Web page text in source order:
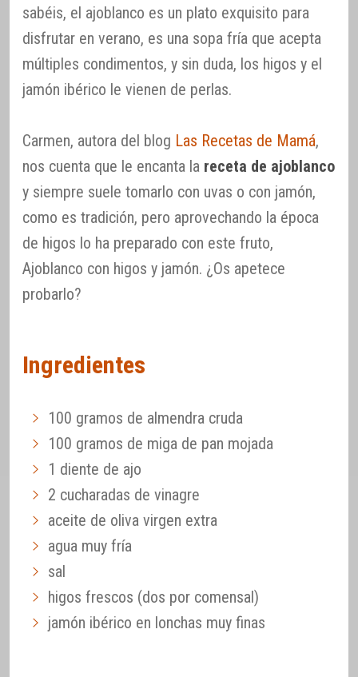
sabéis, el ajoblanco es un plato exquisito para
disfrutar en verano, es una sopa fría que acepta
múltiples condimentos, y sin duda, los higos y el
jamón ibérico le vienen de perlas.
Carmen, autora del blog Las Recetas de Mamá,
nos cuenta que le encanta la receta de ajoblanco
y siempre suele tomarlo con uvas o con jamón,
como es tradición, pero aprovechando la época
de higos lo ha preparado con este fruto,
Ajoblanco con higos y jamón. ¿Os apetece
probarlo?
Ingredientes
100 gramos de almendra cruda
100 gramos de miga de pan mojada
1 diente de ajo
2 cucharadas de vinagre
aceite de oliva virgen extra
agua muy fría
sal
higos frescos (dos por comensal)
jamón ibérico en lonchas muy finas